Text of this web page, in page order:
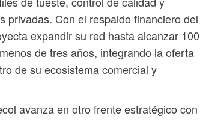
privadas. Con el respaldo financiero del
expandir su red hasta alcanzar 100
de tres años, integrando la oferta
de su ecosistema comercial y
avanza en otro frente estratégico con